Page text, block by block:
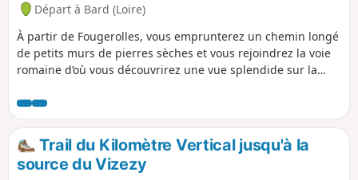
Départ à Bard (Loire)
À partir de Fougerolles, vous emprunterez un chemin longé
de petits murs de pierres sèches et vous rejoindrez la voie
romaine d’où vous découvrirez une vue splendide sur la
sur un chemin à flanc de coteau.
Trail du Kilomètre Vertical jusqu'à la
source du Vizezy